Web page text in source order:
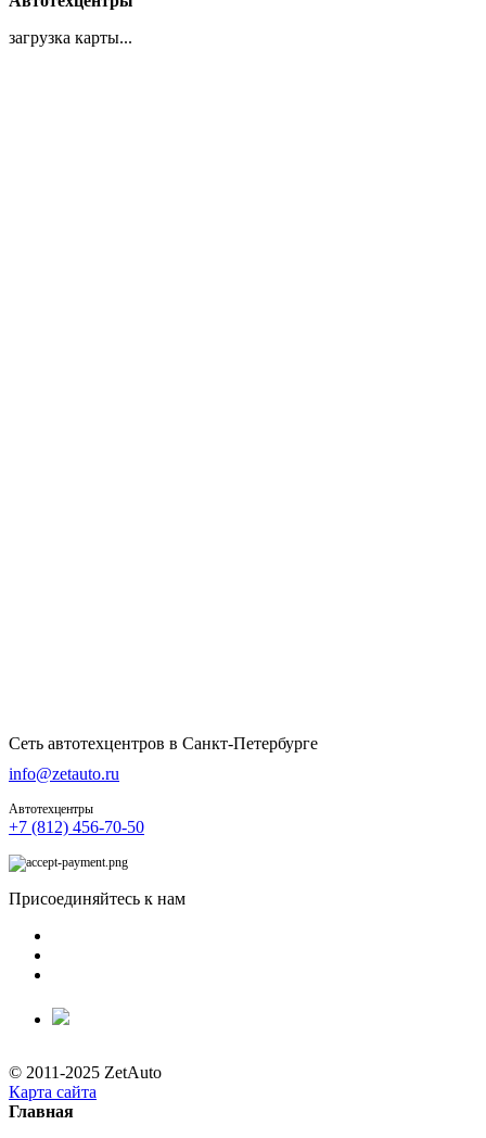
загрузка карты...
Сеть автотехцентров в Санкт-Петербурге
info@zetauto.ru
Автотехцентры
+7 (812) 456-70-50
Присоединяйтесь к нам
© 2011-2025 ZetAuto
Карта сайта
Главная